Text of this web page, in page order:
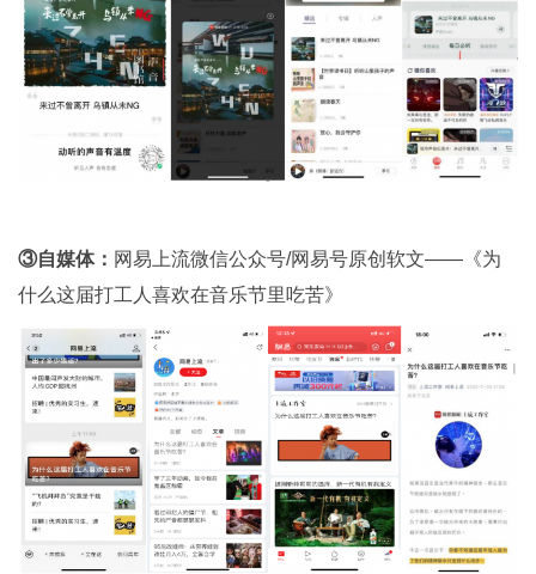
③自媒体： 网易上流微信公众号/网易号原创软文——《为
什么这届打工人喜欢在音乐节里吃苦》